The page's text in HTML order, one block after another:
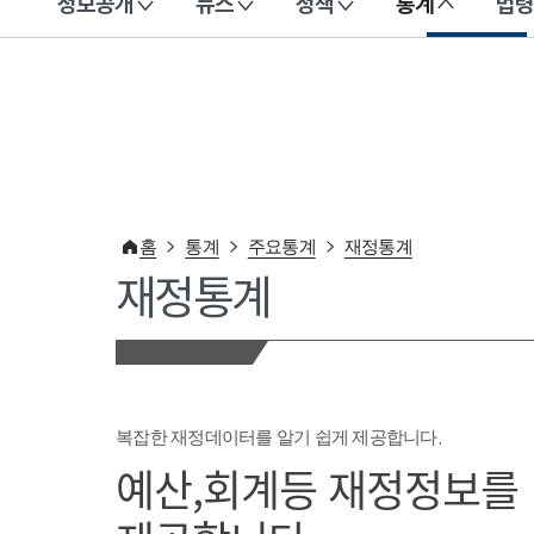
이 누리집은 대한민국 공식 전자정부 누리집입니다.
홈 통계 주요통계 재정통계
재정통계
복잡한 재정데이터를 알기 쉽게 제공합니다.
예산,회계등 재정정보를